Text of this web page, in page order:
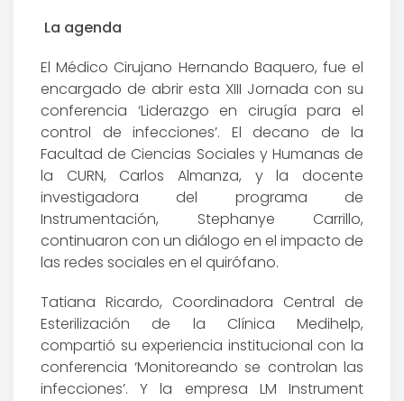
La agenda
El Médico Cirujano Hernando Baquero, fue el
encargado de abrir esta XIII Jornada con su
conferencia ‘Liderazgo en cirugía para el
control de infecciones’. El decano de la
Facultad de Ciencias Sociales y Humanas de
la CURN, Carlos Almanza, y la docente
investigadora del programa de
Instrumentación, Stephanye Carrillo,
continuaron con un diálogo en el impacto de
las redes sociales en el quirófano.
Tatiana Ricardo, Coordinadora Central de
Esterilización de la Clínica Medihelp,
compartió su experiencia institucional con la
conferencia ‘Monitoreando se controlan las
infecciones’. Y la empresa LM Instrument